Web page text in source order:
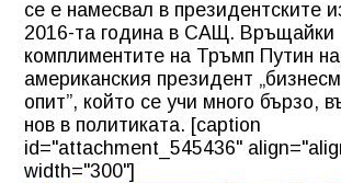
се е намесвал в президентските
2016-та година в САЩ. Връщайки
комплиментите на Тръмп Путин
американския президент
опит”, който се учи много бързо,
нов в политиката. [caption
id="attachment_545436"
width="300"]